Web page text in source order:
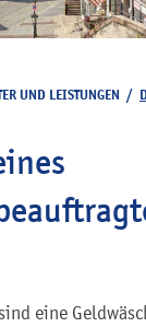
UND LEISTUNGEN /
eine